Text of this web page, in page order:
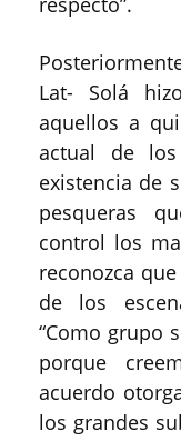
Lat- Solá
aquellos a
actual de
existencia de
pesqueras
control los
reconozca
de los
“Como grupo
porque
acuerdo
los grandes